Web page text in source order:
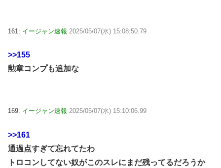
161: イージャン速報 2025/05/07(水) 15:08:50.79
>>155
勲章コンプも追加な
169: イージャン速報 2025/05/07(水) 15:10:06.99
>>161
通過点すぎて忘れてたわ
トロコンしてない奴がこのスレにまだ残ってるだろうか